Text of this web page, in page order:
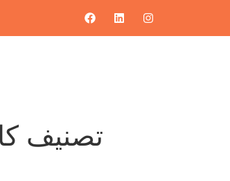
تصنيف